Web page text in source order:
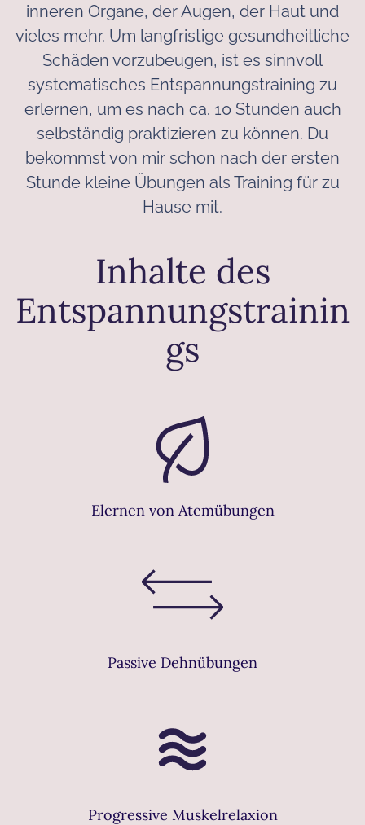
inneren Organe, der Augen, der Haut und
vieles mehr. Um langfristige gesundheitliche
Schäden vorzubeugen, ist es sinnvoll
systematisches Entspannungstraining zu
erlernen, um es nach ca. 10 Stunden auch
selbständig praktizieren zu können. Du
bekommst von mir schon nach der ersten
Stunde kleine Übungen als Training für zu
Hause mit.
Inhalte des
Entspannungstrainin
gs
Elernen von Atemübungen
Passive Dehnübungen
Progressive Muskelrelaxion